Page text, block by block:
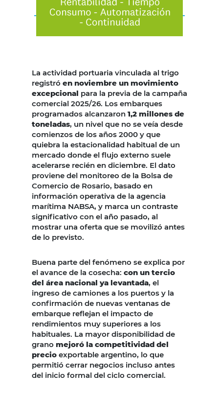
La actividad portuaria vinculada al trigo
registró en noviembre un movimiento
excepcional para la previa de la campaña
comercial 2025/26. Los embarques
programados alcanzaron 1,2 millones de
toneladas, un nivel que no se veía desde
comienzos de los años 2000 y que
quiebra la estacionalidad habitual de un
mercado donde el flujo externo suele
acelerarse recién en diciembre. El dato
proviene del monitoreo de la Bolsa de
Comercio de Rosario, basado en
información operativa de la agencia
marítima NABSA, y marca un contraste
significativo con el año pasado, al
mostrar una oferta que se movilizó antes
de lo previsto.
Buena parte del fenómeno se explica por
el avance de la cosecha: con un tercio
del área nacional ya levantada, el
ingreso de camiones a los puertos y la
confirmación de nuevas ventanas de
embarque reflejan el impacto de
rendimientos muy superiores a los
habituales. La mayor disponibilidad de
grano mejoró la competitividad del
precio exportable argentino, lo que
permitió cerrar negocios incluso antes
del inicio formal del ciclo comercial.